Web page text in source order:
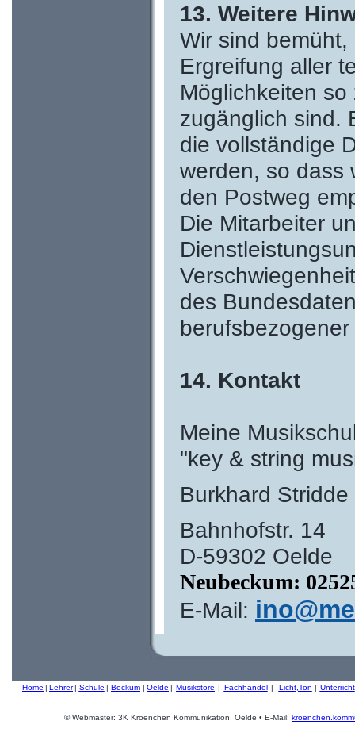
13. Weitere
Wir sind
Ergreifung aller
Möglichkeiten
zugänglich sind.
die vollständige
werden, so dass
den Postweg
Die Mitarbeiter
des
14. Kontakt
Meine
"key & string
Burkhard Stridde
Bahnhofstr. 14
D-59302 Oelde
Neubeckum:
E-Mail:
Home | Lehrer| Schule | Beckum | Oelde | Musikstore | Fachhandel | Licht,Ton | Unterricht
© Webmaster: 3K Kroenchen Kommunikation, Oelde • E-Mail: